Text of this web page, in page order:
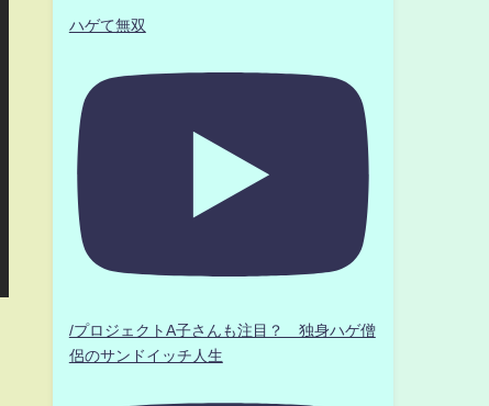
ハゲて無双
/プロジェクトA子さんも注目？ 独身ハゲ僧
侶のサンドイッチ人生